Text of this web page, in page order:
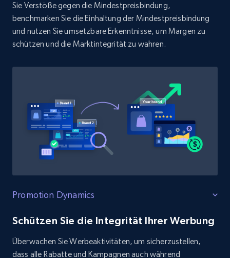
Sie Verstöße gegen die Mindestpreisbindung,
benchmarken Sie die Einhaltung der Mindestpreisbindung
und nutzen Sie umsetzbare Erkenntnisse, um Margen zu
schützen und die Marktintegrität zu wahren.
Promotion Dynamics
Schützen Sie die Integrität Ihrer Werbung
Überwachen Sie Werbeaktivitäten, um sicherzustellen,
dass alle Rabatte und Kampagnen auch während